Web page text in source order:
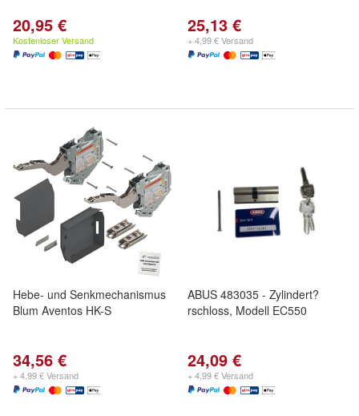
20,95 €
Kostenloser Versand
25,13 €
+ 4,99 € Versand
Hebe- und Senkmechanismus
Blum Aventos HK-S
34,56 €
+ 4,99 € Versand
ABUS 483035 - Zylindert?
rschloss, Modell EC550
24,09 €
+ 4,99 € Versand